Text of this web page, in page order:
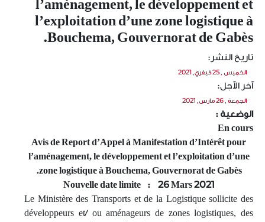
l’aménagement, le développement et
l’exploitation d’une zone logistique à
Bouchema, Gouvernorat de Gabès.
تاريخ النشر:
الخميس , 25 فيفري, 2021
آخر الآجل:
الجمعة , 26 مارس, 2021
الوضعية :
En cours
Avis de Report d’Appel à Manifestation d’Intérêt pour
l’aménagement, le développement et l’exploitation d’une
zone logistique à Bouchema, Gouvernorat de Gabès.
Nouvelle date limite : 26 Mars 2021
Le Ministère des Transports et de la Logistique sollicite des
développeurs et/ ou aménageurs de zones logistiques, des